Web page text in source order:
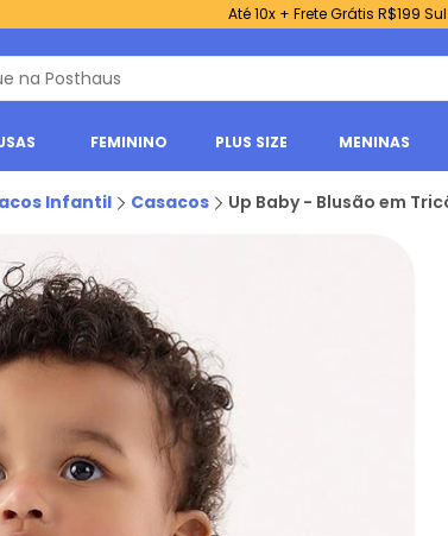
Até 10x + Frete Grátis R$199
FEMININO PLUS SIZE MENINAS
Infantil Casacos Up Baby - Blusão em